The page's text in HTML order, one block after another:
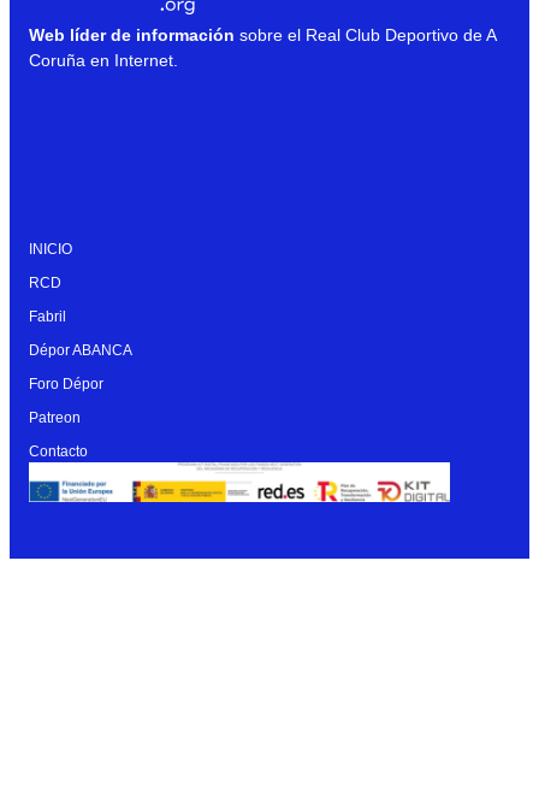
Web líder de información sobre el Real Club Deportivo de A
Coruña en Internet.
INICIO
RCD
Fabril
Dépor ABANCA
Foro Dépor
Patreon
Contacto